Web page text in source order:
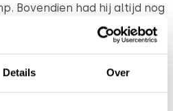
Details Over
Bovendien had hij altijd nog